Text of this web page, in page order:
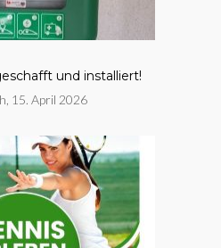
und installiert!
15. April 2026